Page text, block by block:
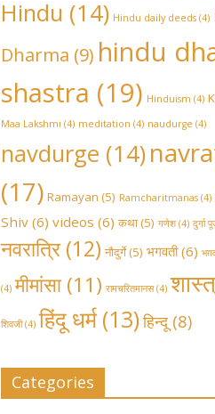
Hindu (14) Hindu daily deeds (4)
Dharma (9) hindu
shastra (19) Hinduism (4)
Maa Lakshmi (4) meditation (4) naudurge (4)
navdurge (14)
(17) Ramayan (5) Ramcharitmanas (4)
Shiv (6) videos (6) कथा(5) गणेश(4) दुर्गा
नवरात्रि(12) नौदुर्गे(5) भगवती(6)
(4) मीमांसा(11) रामचरितमानस(4)
शिवजी(4) हिंदू धर्म(13) हिन्दू(8)
Categories